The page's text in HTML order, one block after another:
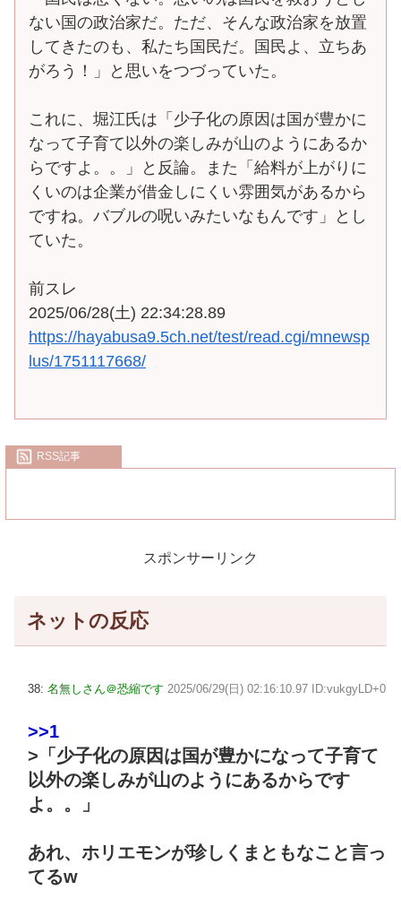
ない国の政治家だ。ただ、そんな政治家を放置
してきたのも、私たち国民だ。国民よ、立ちあ
がろう！」と思いをつづっていた。
これに、堀江氏は「少子化の原因は国が豊かに
なって子育て以外の楽しみが山のようにあるか
らですよ。。」と反論。また「給料が上がりに
くいのは企業が借金しにくい雰囲気があるから
ですね。バブルの呪いみたいなもんです」とし
ていた。
前スレ
2025/06/28(土) 22:34:28.89
https://hayabusa9.5ch.net/test/read.cgi/mnewsp
lus/1751117668/
RSS記事
スポンサーリンク
ネットの反応
38: 名無しさん＠恐縮です 2025/06/29(日) 02:16:10.97 ID:vukgyLD+0
>>1
>「少子化の原因は国が豊かになって子育て
以外の楽しみが山のようにあるからです
よ。。」
あれ、ホリエモンが珍しくまともなこと言っ
てるw